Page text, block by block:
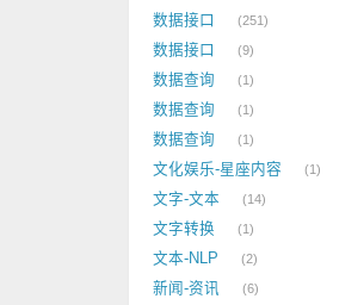
数据接口 251
数据接口 9
数据查询 1
数据查询 1
数据查询 1
文化娱乐-星座内容 1
文字-文本 14
文字转换 1
文本-NLP 2
新闻-资讯 6